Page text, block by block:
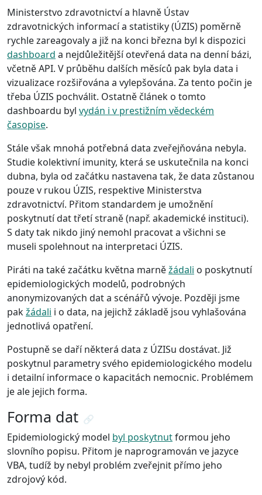
Ministerstvo zdravotnictví a hlavně Ústav
zdravotnických informací a statistiky (ÚZIS) poměrně
rychle zareagovaly a již na konci března byl k dispozici
dashboard a nejdůležitější otevřená data na denní bázi,
včetně API. V průběhu dalších měsíců pak byla data i
vizualizace rozšiřována a vylepšována. Za tento počin je
třeba ÚZIS pochválit. Ostatně článek o tomto
dashboardu byl vydán i v prestižním vědeckém
časopise.
Stále však mnohá potřebná data zveřejňována nebyla.
Studie kolektivní imunity, která se uskutečnila na konci
dubna, byla od začátku nastavena tak, že data zůstanou
pouze v rukou ÚZIS, respektive Ministerstva
zdravotnictví. Přitom standardem je umožnění
poskytnutí dat třetí straně (např. akademické instituci).
S daty tak nikdo jiný nemohl pracovat a všichni se
museli spolehnout na interpretaci ÚZIS.
Piráti na také začátku května marněžádali o poskytnutí
epidemiologických modelů, podrobných
anonymizovaných dat a scénářů vývoje. Později jsme
pakžádali i o data, na jejichž základě jsou vyhlašována
jednotlivá opatření.
Postupně se daří některá data z ÚZISu dostávat. Již
poskytnul parametry svého epidemiologického modelu
i detailní informace o kapacitách nemocnic. Problémem
je ale jejich forma.
Forma dat 🔗
Epidemiologický model byl poskytnutformou jeho
slovního popisu. Přitom je naprogramován ve jazyce
VBA, tudíž by nebyl problém zveřejnit přímo jeho
zdrojový kód.